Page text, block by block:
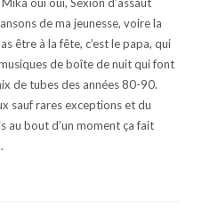
oui oui, Sexion d’assaut
de ma jeunesse, voire la
être à la fête, c’est le papa, qui
de boîte de nuit qui font
de tubes des années 80-90.
sauf rares exceptions et du
au bout d’un moment ça fait